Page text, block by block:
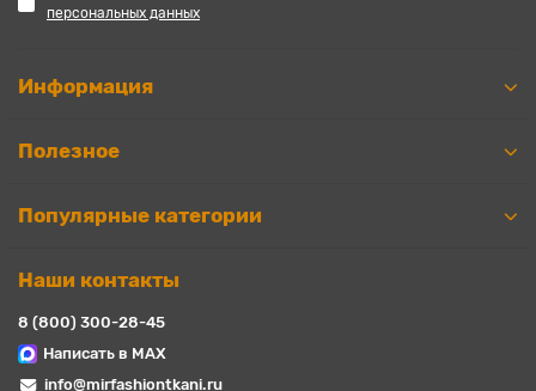
персональных данных
Информация
Полезное
Популярные категории
Наши контакты
8 (800) 300-28-45
Написать в MAX
info@mirfashiontkani.ru